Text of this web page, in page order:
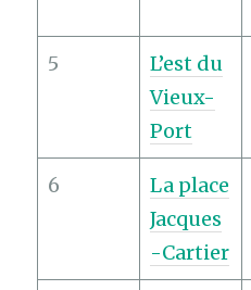
5
L’est du
Vieux-
Port
6
La place
Jacques
-Cartier